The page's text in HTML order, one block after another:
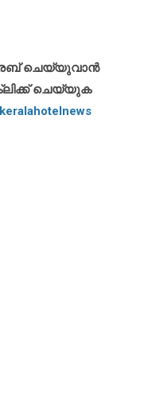
ചെയ്യുവാൻ
ചെയ്യുക